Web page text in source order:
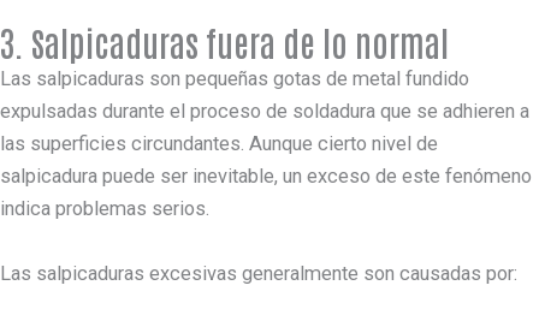
3. Salpicaduras fuera de lo normal
Las salpicaduras son pequeñas gotas de metal fundido
expulsadas durante el proceso de soldadura que se adhieren a
las superficies circundantes. Aunque cierto nivel de
salpicadura puede ser inevitable, un exceso de este fenómeno
indica problemas serios.
Las salpicaduras excesivas generalmente son causadas por: